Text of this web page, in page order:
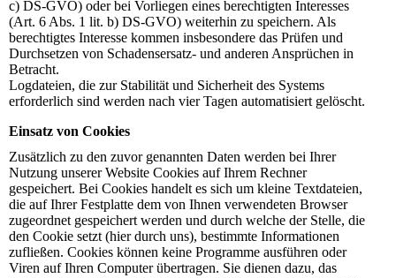
c) DS-GVO) oder bei Vorliegen eines berechtigten Interesses
(Art. 6 Abs. 1 lit. b) DS-GVO) weiterhin zu speichern. Als
berechtigtes Interesse kommen insbesondere das Prüfen und
Durchsetzen von Schadensersatz- und anderen Ansprüchen in
Betracht.
Logdateien, die zur Stabilität und Sicherheit des Systems
erforderlich sind werden nach vier Tagen automatisiert gelöscht.
Einsatz von Cookies
Zusätzlich zu den zuvor genannten Daten werden bei Ihrer
Nutzung unserer Website Cookies auf Ihrem Rechner
gespeichert. Bei Cookies handelt es sich um kleine Textdateien,
die auf Ihrer Festplatte dem von Ihnen verwendeten Browser
zugeordnet gespeichert werden und durch welche der Stelle, die
den Cookie setzt (hier durch uns), bestimmte Informationen
zufließen. Cookies können keine Programme ausführen oder
Viren auf Ihren Computer übertragen. Sie dienen dazu, das